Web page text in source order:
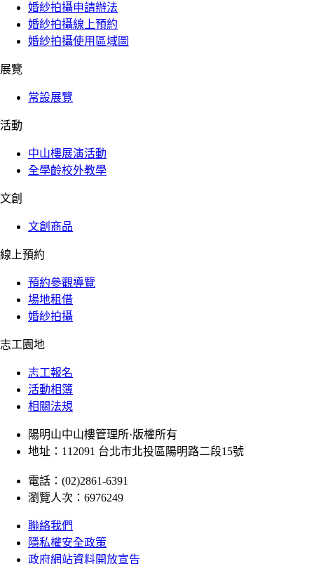
婚紗拍攝申請辦法
婚紗拍攝線上預約
婚紗拍攝使用區域圖
展覽
常設展覽
活動
中山樓展演活動
全學齡校外教學
文創
文創商品
線上預約
預約參觀導覽
場地租借
婚紗拍攝
志工園地
志工報名
活動相簿
相關法規
陽明山中山樓管理所·版權所有
地址：112091 台北市北投區陽明路二段15號
電話：(02)2861-6391
瀏覽人次：6976249
聯絡我們
隱私權安全政策
政府網站資料開放宣告